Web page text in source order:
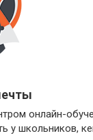
онлайн-
у школьников,